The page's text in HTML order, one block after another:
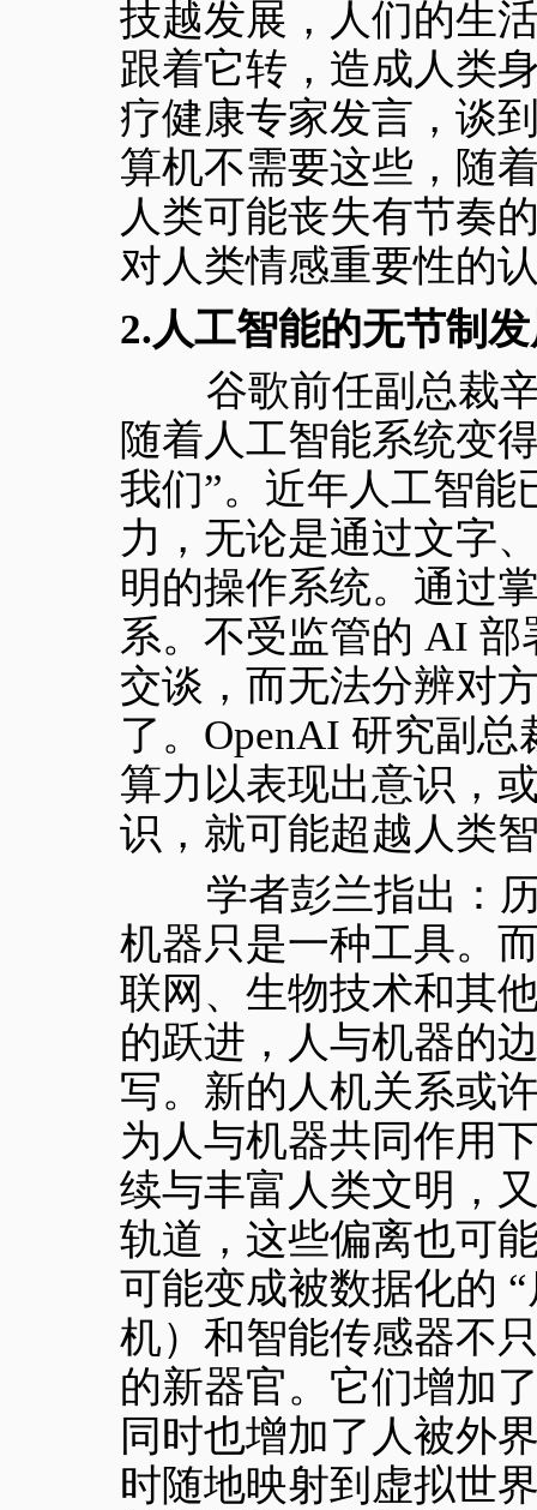
技越发展，人们的生
跟着它转，造成人类
疗健康专家发言，谈
算机不需要这些，随
人类可能丧失有节奏
对人类情感重要性的
2.人工智能的无节制
谷歌前任副总裁辛
随着人工智能系统变
我们”。近年人工智
力，无论是通过文字
明的操作系统。通过
系。不受监管的 AI
交谈，而无法分辨对
了。OpenAI 研究副
算力以表现出意识，
识，就可能超越人类
学者彭兰指出：历
机器只是一种工具。
联网、生物技术和其
的跃进，人与机器的
写。新的人机关系或
为人与机器共同作用
续与丰富人类文明，
轨道，这些偏离也可
可能变成被数据化的
机）和智能传感器不
的新器官。它们增加
同时也增加了人被外
时随地映射到虚拟世